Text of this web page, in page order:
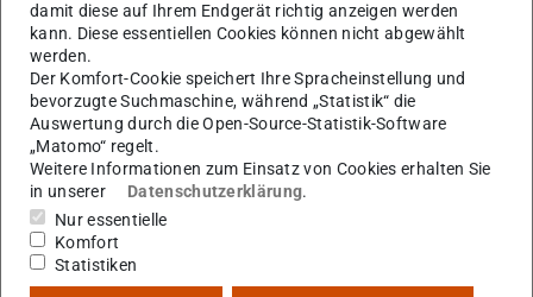
65 MW auf 77 MW erhöhen. Der Auftraggeber ist die
EnBW Energie Baden-Württemberg AG.
Das Kraftwerk als auch der Speicherraum werden
untertägig im bergmännischen Vortrieb in dem Forbach-
Granit aufgefahren. Dabei werden in Summe 450.000 m3
Felsausbruch anfallen. Das entstehende Tunnelsystem
hat eine Länge von 5.200 m; das Volumen des
Kavernenspeichers wird 200.000 m3 betragen.
Zusammen mit den bestehenden Ausgleichsbeckens
damit diese auf Ihrem Endgerät richtig anzeigen werden
kann. Diese essentiellen Cookies können nicht abgewählt
werden.
Der Komfort-Cookie speichert Ihre Spracheinstellung und
bevorzugte Suchmaschine, während „Statistik“ die
Auswertung durch die Open-Source-Statistik-Software
„Matomo“ regelt.
Weitere Informationen zum Einsatz von Cookies erhalten Sie
in unserer
Datenschutzerklärung.
Nur essentielle
Komfort
Statistiken